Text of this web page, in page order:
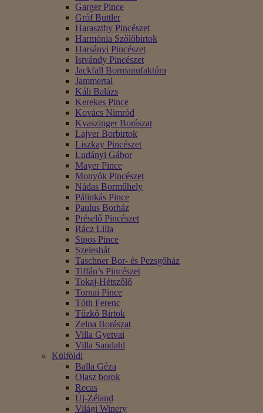
Garger Pince
Gróf Buttler
Haraszthy Pincészet
Harmónia Szőlőbirtok
Harsányi Pincészet
Istvándy Pincészet
Jackfall Bormanufaktúra
Jammertal
Káli Balázs
Kerekes Pince
Kovács Nimród
Kvaszinger Borászat
Lajver Borbirtok
Liszkay Pincészet
Ludányi Gábor
Mayer Pince
Monyók Pincészet
Nádas Borműhely
Pálinkás Pince
Paulus Borház
Préselő Pincészet
Rácz Lilla
Sipos Pince
Szeleshát
Taschner Bor- és Pezsgőház
Tiffán’s Pincészet
Tokaj-Hétszőlő
Tornai Pince
Tóth Ferenc
Tűzkő Birtok
Zelna Borászat
Villa Gyetvai
Villa Sandahl
Külföldi
Balla Géza
Olasz borok
Recas
Új-Zéland
Világi Winery